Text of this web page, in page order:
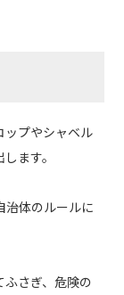
ップやシャベル
ます。
治体のルールに
さぎ、危険の